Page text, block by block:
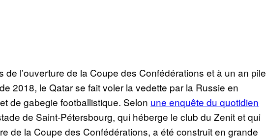
l’ouverture de la Coupe des Confédérations et à un an pile
2018, le Qatar se fait voler la vedette par la Russie en
de gabegie footballistique. Selon une enquête du quotidien
de Saint-Pétersbourg, qui héberge le club du Zenit et qui
de la Coupe des Confédérations, a été construit en grande